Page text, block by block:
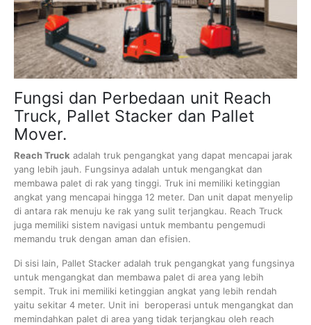
Fungsi dan Perbedaan unit Reach
Truck, Pallet Stacker dan Pallet
Mover.
Reach Truck adalah truk pengangkat yang dapat mencapai jarak
yang lebih jauh. Fungsinya adalah untuk mengangkat dan
membawa palet di rak yang tinggi. Truk ini memiliki ketinggian
angkat yang mencapai hingga 12 meter. Dan unit dapat menyelip
di antara rak menuju ke rak yang sulit terjangkau. Reach Truck
juga memiliki sistem navigasi untuk membantu pengemudi
memandu truk dengan aman dan efisien.
Di sisi lain, Pallet Stacker adalah truk pengangkat yang fungsinya
untuk mengangkat dan membawa palet di area yang lebih
sempit. Truk ini memiliki ketinggian angkat yang lebih rendah
yaitu sekitar 4 meter. Unit ini beroperasi untuk mengangkat dan
memindahkan palet di area yang tidak terjangkau oleh reach